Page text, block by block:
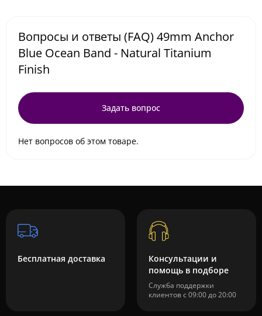
Вопросы и ответы (FAQ) 49mm Anchor
Blue Ocean Band - Natural Titanium
Finish
Задать вопрос
Нет вопросов об этом товаре.
Бесплатная доставка
Консультации и
помощь в подборе
Служба поддержки
клиентов с 09:00 до 20:00